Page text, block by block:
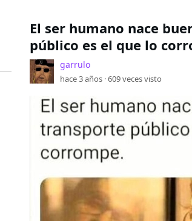
El ser humano nace
público es el que lo
garrulo
hace 3 años ·609veces visto